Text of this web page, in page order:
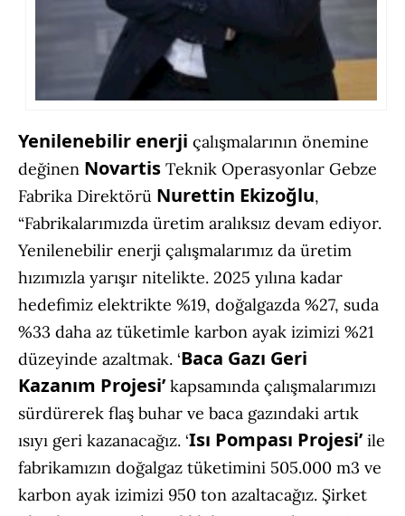
Yenilenebilir enerji çalışmalarının önemine
değinen Novartis Teknik Operasyonlar Gebze
Fabrika Direktörü Nurettin Ekizoğlu,
“Fabrikalarımızda üretim aralıksız devam ediyor.
Yenilenebilir enerji çalışmalarımız da üretim
hızımızla yarışır nitelikte. 2025 yılına kadar
hedefimiz elektrikte %19, doğalgazda %27, suda
%33 daha az tüketimle karbon ayak izimizi %21
düzeyinde azaltmak. ‘Baca Gazı Geri
Kazanım Projesi’ kapsamında çalışmalarımızı
sürdürerek flaş buhar ve baca gazındaki artık
ısıyı geri kazanacağız. ‘Isı Pompası Projesi’ ile
fabrikamızın doğalgaz tüketimini 505.000 m3 ve
karbon ayak izimizi 950 ton azaltacağız. Şirket